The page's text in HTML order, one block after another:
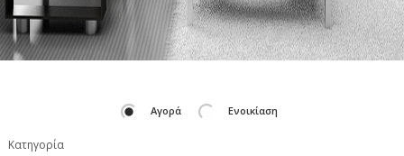
Αγορά Ενοικίαση
Κατηγορία